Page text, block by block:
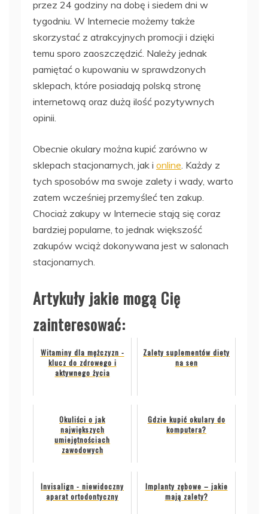
przez 24 godziny na dobę i siedem dni w
tygodniu. W Internecie możemy także
skorzystać z atrakcyjnych promocji i dzięki
temu sporo zaoszczędzić. Należy jednak
pamiętać o kupowaniu w sprawdzonych
sklepach, które posiadają polską stronę
internetową oraz dużą ilość pozytywnych
opinii.
Obecnie okulary można kupić zarówno w
sklepach stacjonarnych, jak i online. Każdy z
tych sposobów ma swoje zalety i wady, warto
zatem wcześniej przemyśleć ten zakup.
Chociaż zakupy w Internecie stają się coraz
bardziej popularne, to jednak większość
zakupów wciąż dokonywana jest w salonach
stacjonarnych.
Artykuły jakie mogą Cię
zainteresować:
Witaminy dla mężczyzn -
klucz do zdrowego i
aktywnego życia
Zalety suplementów diety
na sen
Okuliści o jak
największych
umiejętnościach
zawodowych
Gdzie kupić okulary do
komputera?
Invisalign - niewidoczny
aparat ortodontyczny
Implanty zębowe – jakie
mają zalety?